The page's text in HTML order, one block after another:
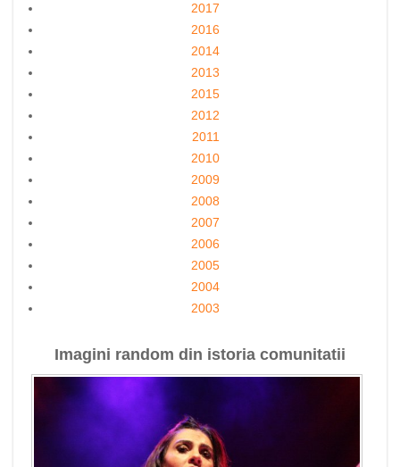
2017
2016
2014
2013
2015
2012
2011
2010
2009
2008
2007
2006
2005
2004
2003
Imagini random din istoria comunitatii